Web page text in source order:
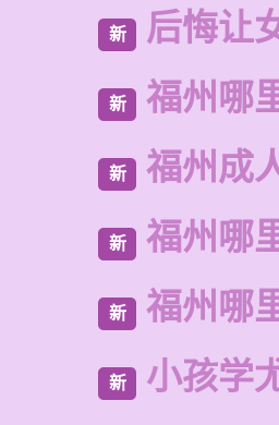
新 后悔让
新 福州哪
新 福州成
新 福州哪
新 福州哪
新 小孩学